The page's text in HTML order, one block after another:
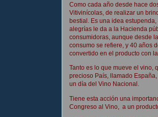
Como cada año desde hace
Vitivinícolas, de realizar un
bestial. Es una idea
alegrías le da a la Hacienda
consumidoras, aunque desde
consumo se refiere, y 40 años
convertido en el producto con
Tanto es lo que mueve el vino,
precioso País, llamado
un día del Vino Nacional.
Tiene esta acción una
Congreso al Vino, a un